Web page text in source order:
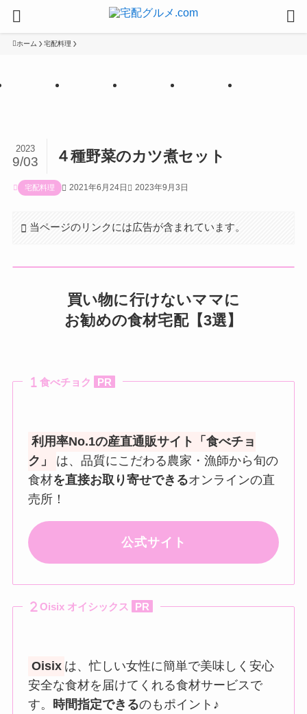
ホーム 宅配料理
４種野菜のカツ煮セット
2023
9/03
宅配料理 2021年6月24日 2023年9月3日
当ページのリンクには広告が含まれています。
買い物に行けないママに
お勧めの食材宅配【3選】
食べチョク PR
利用率No.1の産直通販サイト「食べチョ
ク」
は、品質にこだわる農家・漁師から旬の
食材を直接お取り寄せできるオンラインの直
売所！
公式サイト
Oisix オイシックス PR
Oisix は、忙しい女性に簡単で美味しく安心
安全な食材を届けてくれる食材サービスで
す。 時間指定できるのもポイント♪